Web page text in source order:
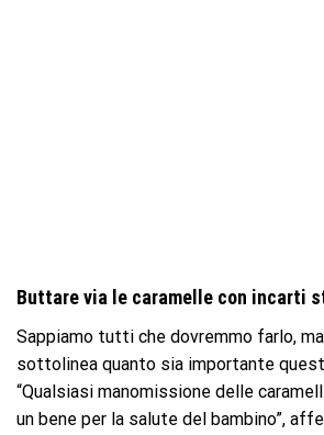
Buttare via le caramelle con incarti
Sappiamo tutti che dovremmo farlo,
sottolinea quanto sia importante
“Qualsiasi manomissione delle
un bene per la salute del bambino”,